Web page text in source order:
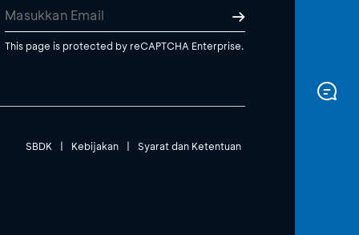
This page is protected by reCAPTCHA Enterprise.
SBDK | Kebijakan | Syarat dan Ketentuan